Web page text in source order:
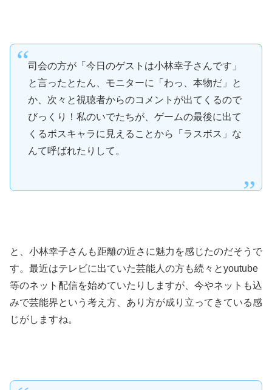
司会の方が「今日のゲストは小林幸子さんです」
と言ったとたん、モニターに「わっ、本物だ」と
か、次々と視聴者からのコメントが出てくるので
びっくり！私のいでたちが、ゲームの最後に出て
くるボスキャラに見えることから「ラスボス」な
んて呼ばれたりして。
と、小林幸子さんも距離の近さに魅力を感じたのだそうで
す。最近はテレビに出ていた芸能人の方も続々とyoutube
等のネット配信を始めていたりしますが、今やネットも込
みで芸能界という考え方、あり方が成り立ってきている感
じがしますね。